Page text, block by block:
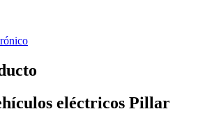
eléctricos Pillar